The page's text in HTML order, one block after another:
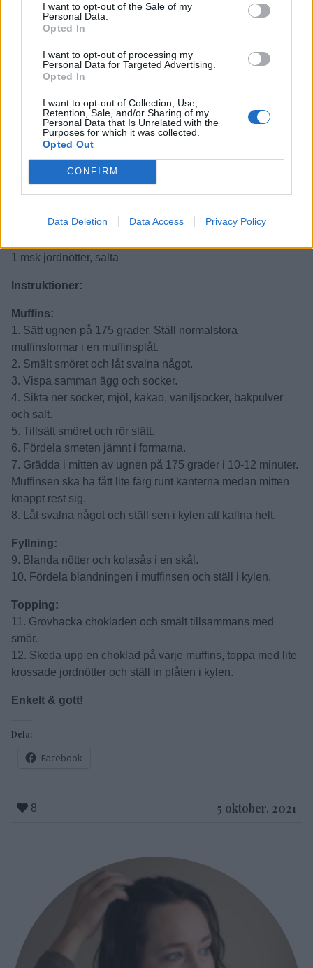
I want to opt-out of the Sale of my
Personal Data.
Opted In
I want to opt-out of processing my
Personal Data for Targeted Advertising.
Opted In
I want to opt-out of Collection, Use,
Retention, Sale, and/or Sharing of my
Personal Data that Is Unrelated with the
Purposes for which it was collected.
Opted Out
CONFIRM
Data Deletion Data Access Privacy Policy
2 st ägg
3 dl socker
3 dl mjöl
1 dl kakao
2 tsk vaniljsocker
1 tsk bakpulver
1 krm salt
Fyllning:
200 g jordnötter, salta
100 g choklad, ljus eller mörk
1 msk jordnötter, salta
Instruktioner:
Muffins:
1. Sätt ugnen på 175 grader. Ställ normalstora
muffinsformar i en muffinsplåt.
2. Smält smöret och låt svalna något.
3. Vispa samman ägg och socker.
4. Sikta ner socker, mjöl, kakao, vaniljsocker, bakpulver
och salt.
5. Tillsätt smöret och rör slätt.
6. Fördela smeten jämnt i formarna.
7. Grädda i mitten av ugnen på 175 grader i 10-12 minuter.
Muffinsen ska ha fått lite färg runt kanterna medan mitten
knappt rest sig.
8. Låt svalna något och ställ sen i kylen att kallna helt.
Fyllning:
9. Blanda nötter och kolasås i en skål.
10. Fördela blandningen i muffinsen och ställ i kylen.
Topping:
11. Grovhacka chokladen och smält tillsammans med
smör.
12. Skeda upp en choklad på varje muffins, toppa med lite
krossade jordnötter och ställ in plåten i kylen.
Enkelt & gott!
Dela:
Facebook
8 5 oktober, 2021